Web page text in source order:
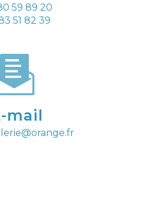
59 89 20
51 82 39
mail